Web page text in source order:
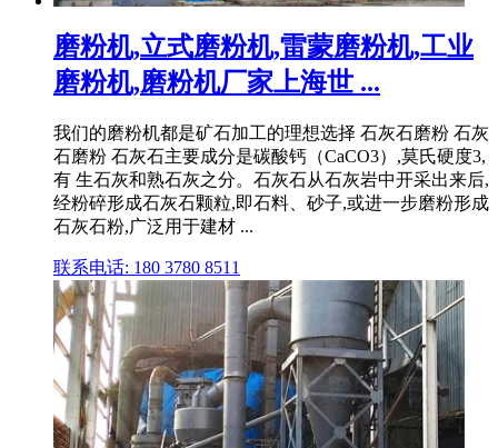
磨粉机,立式磨粉机,雷蒙磨粉机,工业
磨粉机,磨粉机厂家上海世 ...
我们的磨粉机都是矿石加工的理想选择 石灰石磨粉 石灰
石磨粉 石灰石主要成分是碳酸钙（CaCO3）,莫氏硬度3,
有 生石灰和熟石灰之分。石灰石从石灰岩中开采出来后,
经粉碎形成石灰石颗粒,即石料、砂子,或进一步磨粉形成
石灰石粉,广泛用于建材 ...
联系电话: 180 3780 8511